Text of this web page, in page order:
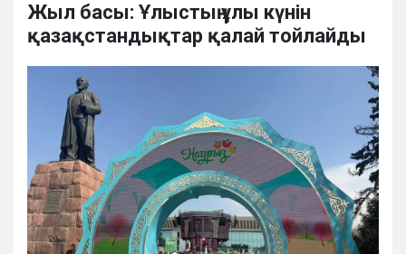
Жыл басы: Ұлыстың ұлы күнін
қазақстандықтар қалай тойлайды